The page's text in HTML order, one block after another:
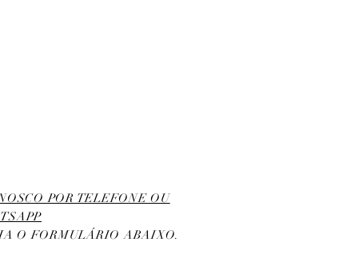
POR TELEFONE OU
O FORMULÁRIO ABAIXO.